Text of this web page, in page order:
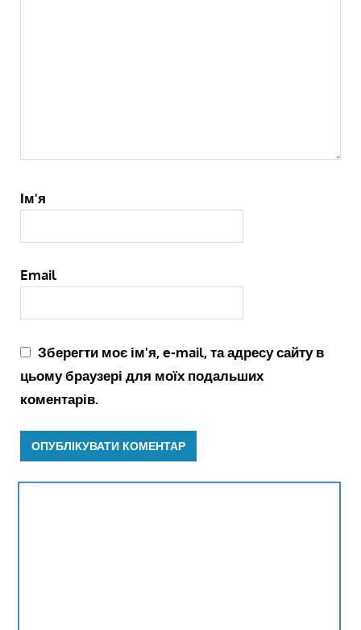
Ім'я
Email
Зберегти моє ім'я, e-mail, та адресу сайту в
цьому браузері для моїх подальших
коментарів.